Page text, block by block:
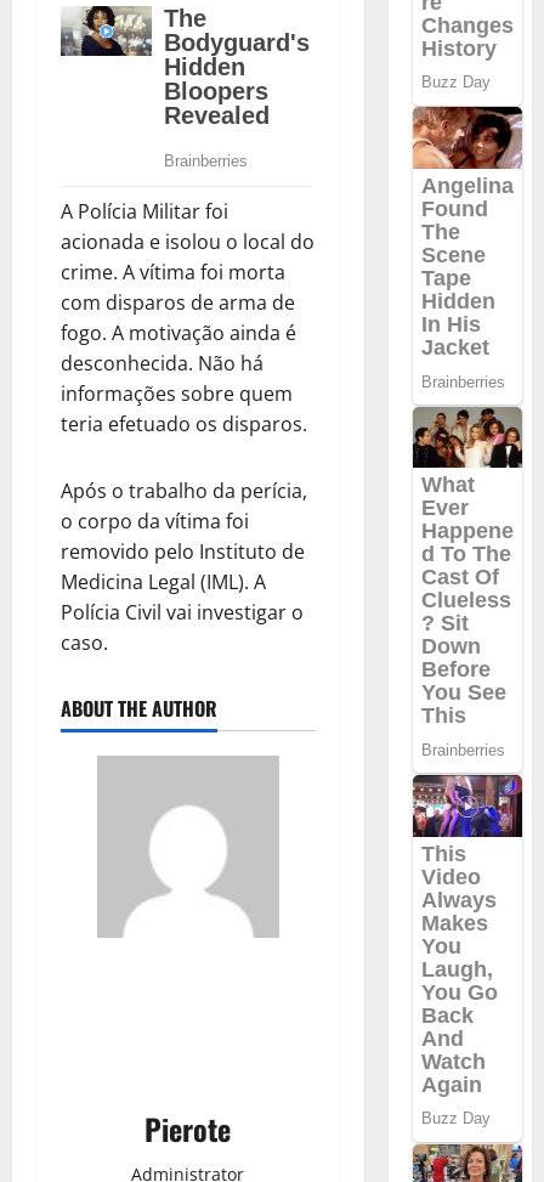
A Polícia Militar foi
acionada e isolou o local do
crime. A vítima foi morta
com disparos de arma de
fogo. A motivação ainda é
desconhecida. Não há
informações sobre quem
teria efetuado os disparos.
Após o trabalho da perícia,
o corpo da vítima foi
removido pelo Instituto de
Medicina Legal (IML). A
Polícia Civil vai investigar o
caso.
ABOUT THE AUTHOR
Pierote
Administrator